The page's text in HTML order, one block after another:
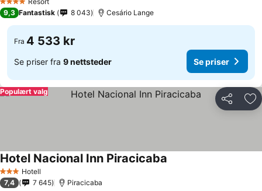
4 Stjerner
9,3 Fantastisk 8 043 Cesário Lange
Fra 4 533 kr
Se priser fra 9 nettsteder Se priser
Del
Populært valg
3 StjernerHotell
Hotel Nacional Inn Piracicaba
7,4 7 645 Piracicaba